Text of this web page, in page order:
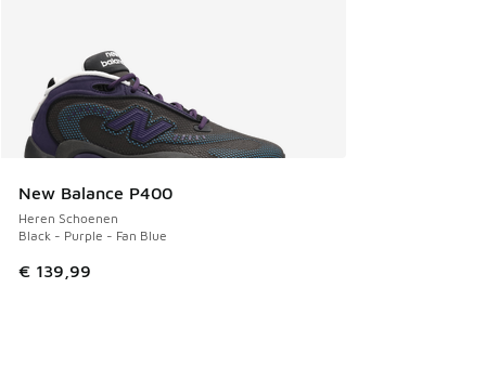
New Balance P400
Heren Schoenen
Black - Purple - Fan Blue
€ 139,99